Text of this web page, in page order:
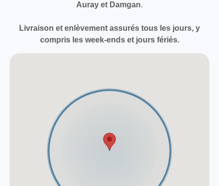
Auray et Damgan.
Livraison et enlèvement assurés tous les jours, y
compris les week-ends et jours fériés.